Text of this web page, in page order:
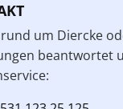
um Diercke
beantwortet